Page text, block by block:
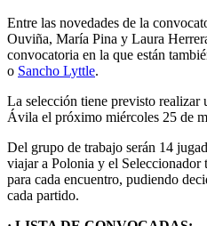
Entre las novedades de la
Ouviña, María Pina y Laura
convocatoria en la que están
o Sancho Lyttle.
La selección tiene previsto realizar
Ávila el próximo miércoles 25 de
Del grupo de trabajo serán 14
viajar a Polonia y el Seleccionador
para cada encuentro, pudiendo
cada partido.